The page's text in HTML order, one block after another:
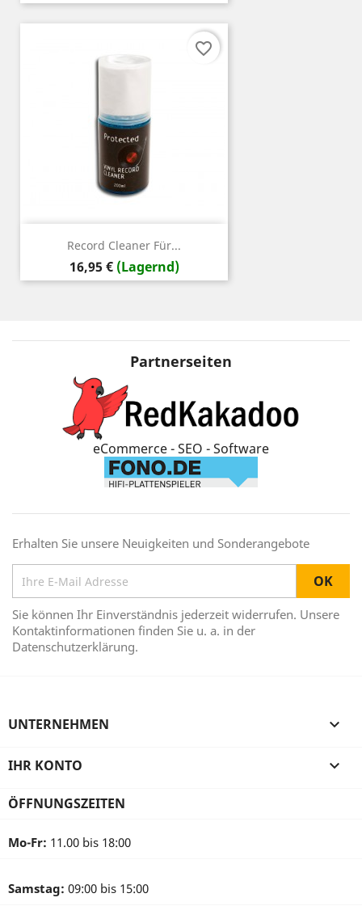
Record Cleaner Für...
Preis
16,95 € (Lagernd)
favorite_border
Partnerseiten
eCommerce - SEO - Software
Erhalten Sie unsere Neuigkeiten und Sonderangebote
Sie können Ihr Einverständnis jederzeit widerrufen. Unsere
Kontaktinformationen finden Sie u. a. in der
Datenschutzerklärung.
UNTERNEHMEN 
IHR KONTO 
ÖFFNUNGSZEITEN
Mo-Fr: 11.00 bis 18:00
Samstag: 09:00 bis 15:00